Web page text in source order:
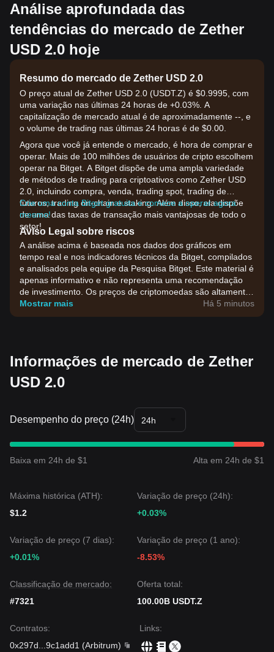
Análise aprofundada das
tendências do mercado de Zether
USD 2.0 hoje
Resumo do mercado de Zether USD 2.0
O preço atual de Zether USD 2.0 (USDT.Z) é $0.9995, com
uma variação nas últimas 24 horas de +0.03%. A
capitalização de mercado atual é de aproximadamente --, e
o volume de trading nas últimas 24 horas é de $0.00.
Agora que você já entende o mercado, é hora de comprar e
operar. Mais de 100 milhões de usuários de cripto escolhem
operar na Bitget. A Bitget dispõe de uma ampla variedade
de métodos de trading para criptoativos como Zether USD
2.0, incluindo compra, venda, trading spot, trading de
futuros, trading on-chain e staking. Além disso, ela dispõe
de uma das taxas de transação mais vantajosas de todo o
setor!
Crie uma conta Bitget gratuita e comece a operar agora
mesmo!
Aviso Legal sobre riscos
A análise acima é baseada nos dados dos gráficos em
tempo real e nos indicadores técnicos da Bitget, compilados
e analisados pela equipe da Pesquisa Bitget. Este material é
apenas informativo e não representa uma recomendação
de investimento. Os preços de criptomoedas são altamente
voláteis. Tome suas decisões de investimento com base na
sua própria tolerância ao risco.
Mostrar mais Há 5 minutos
Informações de mercado de Zether
USD 2.0
Desempenho do preço (24h) 24h
Baixa em 24h de $1 Alta em 24h de $1
Máxima histórica (ATH):
$1.2
Variação de preço (24h):
+0.03%
Variação de preço (7 dias):
+0.01%
Variação de preço (1 ano):
-8.53%
Classificação de mercado:
#7321
Oferta total:
100.00B USDT.Z
Contratos:
0x297d
9c1add1 (Arbitrum)
Links: